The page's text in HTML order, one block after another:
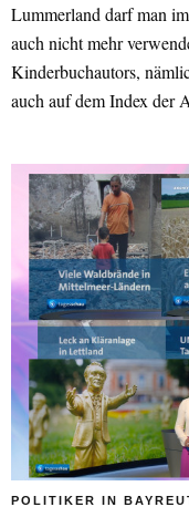
Lummerland darf man
auch nicht mehr
Kinderbuchautors,
auch auf dem Index der
POLITIKER IN